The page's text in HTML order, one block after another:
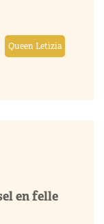
Queen Letizia
en felle